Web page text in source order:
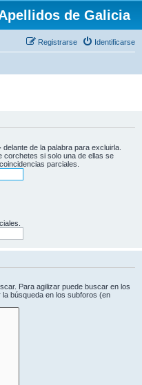
de Galicia
Identificarse
Registrarse
delante de la palabra para excluirla.
corchetes si solo una de ellas se
parciales.
Para agilizar puede buscar en los
búsqueda en los subforos (en